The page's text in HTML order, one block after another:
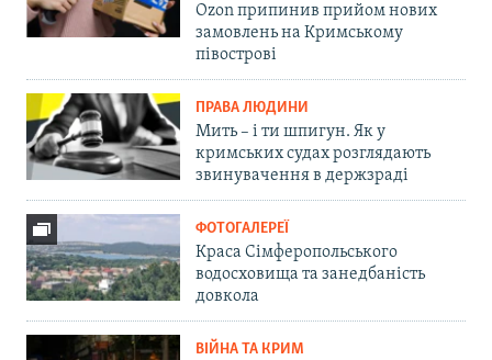
Ozon припинив прийом нових
замовлень на Кримському
півострові
ПРАВА ЛЮДИНИ
Мить – і ти шпигун. Як у
кримських судах розглядають
звинувачення в держзраді
ФОТОГАЛЕРЕЇ
Краса Сімферопольського
водосховища та занедбаність
довкола
ВІЙНА ТА КРИМ